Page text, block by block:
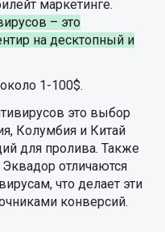
маркетинге.
– это
на десктопный и
1-100$.
это выбор
Колумбия и Китай
для пролива. Также
отличаются
что делает эти
конверсий.